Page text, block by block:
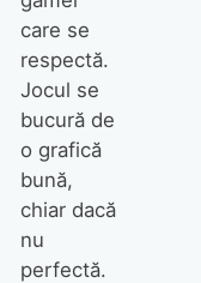
care se
respectă.
Jocul se
bucură de
o grafică
bună,
chiar dacă
nu
perfectă.